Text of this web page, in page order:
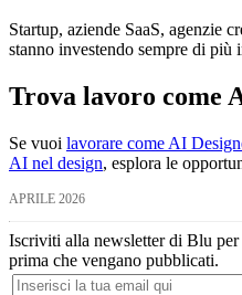
Startup, aziende SaaS, agenzie
stanno investendo sempre di più
Trova lavoro come
Se vuoi lavorare come AI
AI nel design, esplora le
APRILE 2026
Iscriviti alla newsletter di Blu
prima che vengano pubblicati.